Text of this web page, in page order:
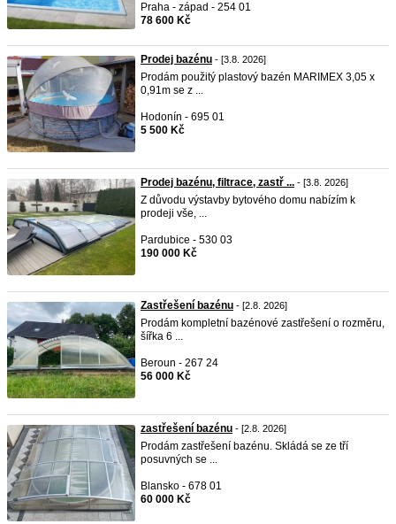
Praha - západ - 254 01
78 600 Kč
Prodej bazénu - [3.8. 2026]
Prodám použitý plastový bazén MARIMEX 3,05 x
0,91m se z ...
Hodonín - 695 01
5 500 Kč
Prodej bazénu, filtrace, zastř ... - [3.8. 2026]
Z důvodu výstavby bytového domu nabízím k
prodeji vše, ...
Pardubice - 530 03
190 000 Kč
Zastřešení bazénu - [2.8. 2026]
Prodám kompletní bazénové zastřešení o rozměru,
šířka 6 ...
Beroun - 267 24
56 000 Kč
zastřešení bazénu - [2.8. 2026]
Prodám zastřešení bazénu. Skládá se ze tří
posuvných se ...
Blansko - 678 01
60 000 Kč